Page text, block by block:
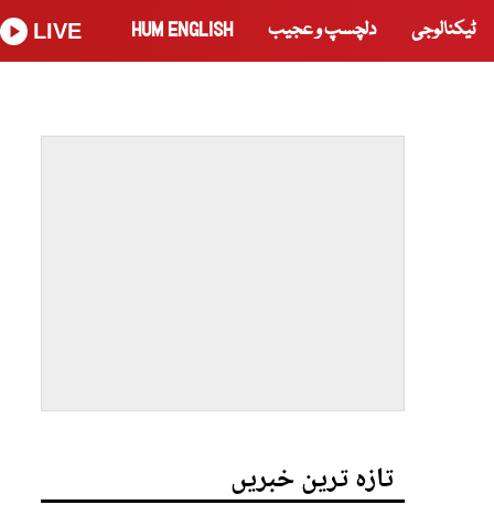
ٹیکنالوجی دلچسپ و عجیب HUM ENGLISH
LIVE
تازہ ترین خبریں